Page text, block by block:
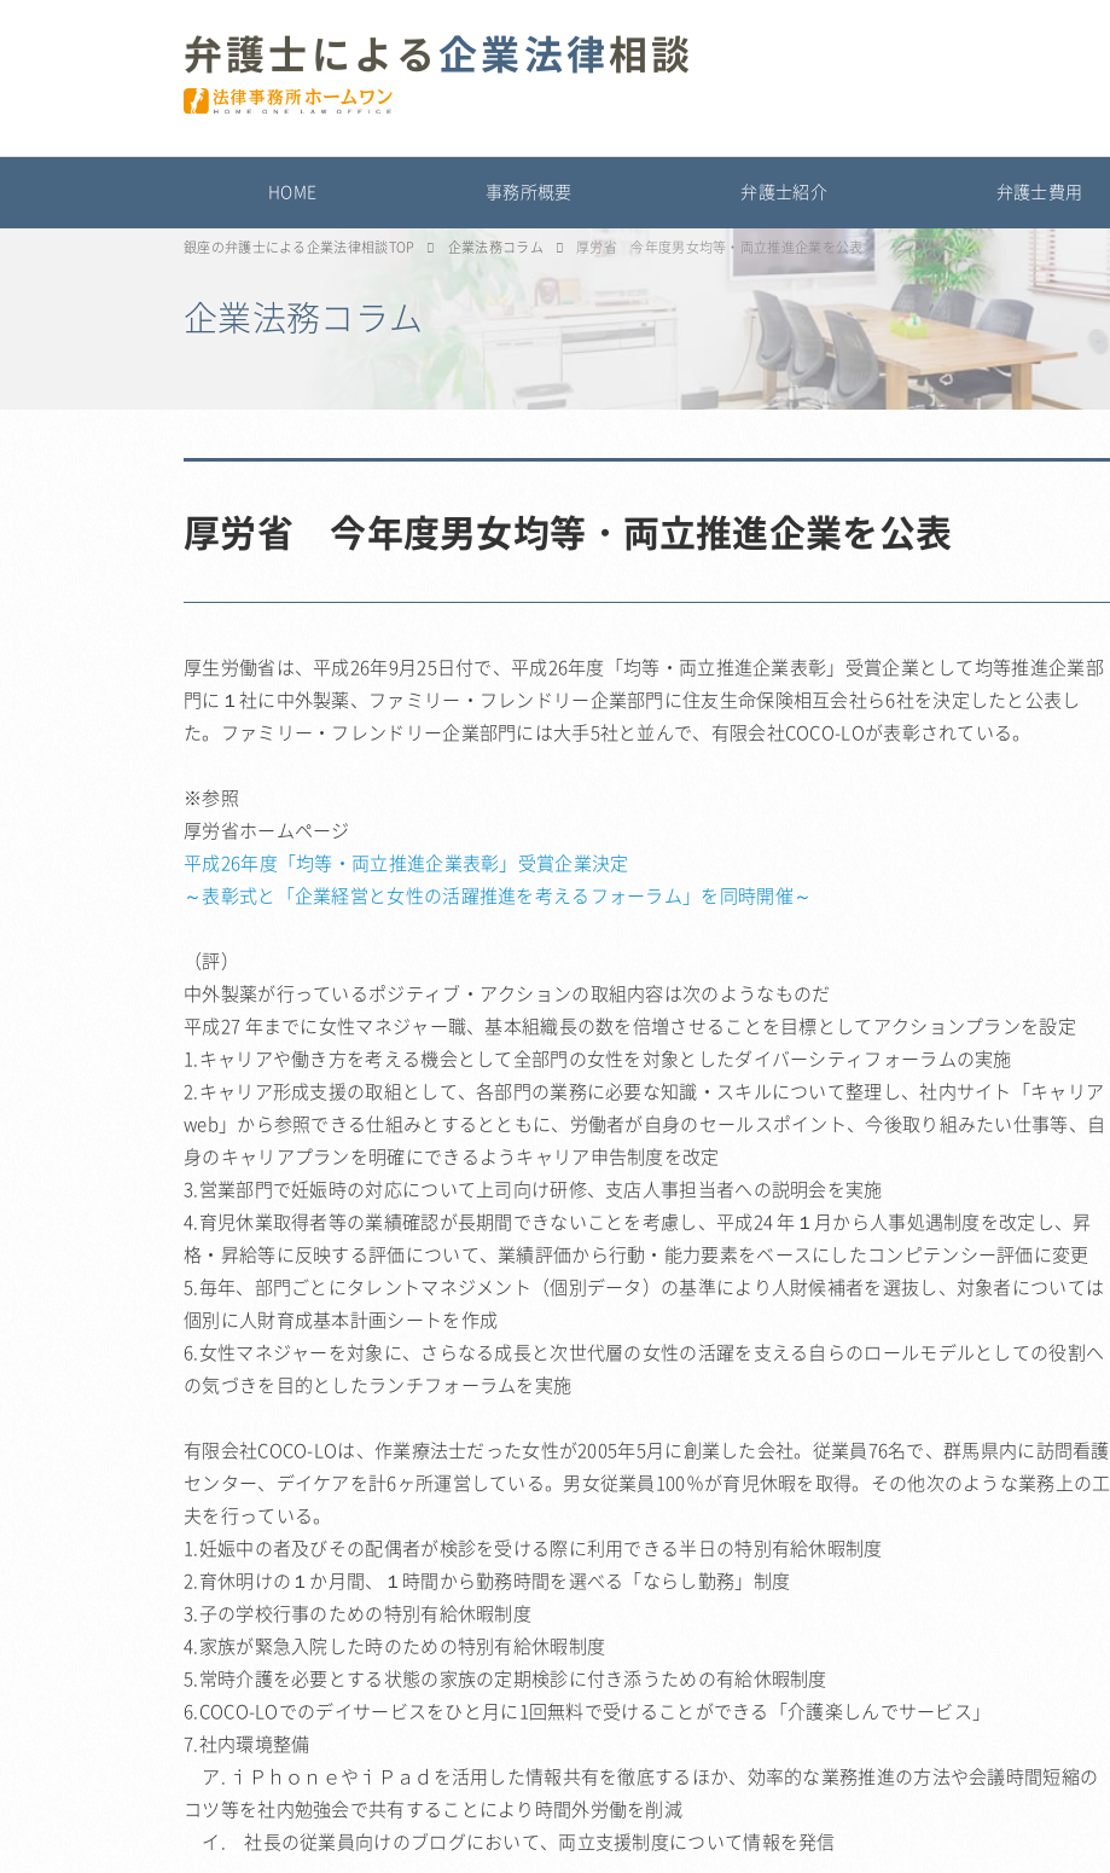
弁護士による企業法律相談
HOME 事務所概要 弁護士紹介 弁護士費用
銀座の弁護士による企業法律相談TOP 企業法務コラム 厚労省 今年度男女均等・両立推進企業を公表
企業法務コラム
厚労省 今年度男女均等・両立推進企業を公表
厚生労働省は、平成26年9月25日付で、平成26年度「均等・両立推進企業表彰」受賞企業として均等推進企業部
門に１社に中外製薬、ファミリー・フレンドリー企業部門に住友生命保険相互会社ら6社を決定したと公表し
た。ファミリー・フレンドリー企業部門には大手5社と並んで、有限会社COCO-LOが表彰されている。
※参照
厚労省ホームページ
平成26年度「均等・両立推進企業表彰」受賞企業決定
～表彰式と「企業経営と女性の活躍推進を考えるフォーラム」を同時開催～
（評）
中外製薬が行っているポジティブ・アクションの取組内容は次のようなものだ
平成27 年までに女性マネジャー職、基本組織長の数を倍増させることを目標としてアクションプランを設定
1.キャリアや働き方を考える機会として全部門の女性を対象としたダイバーシティフォーラムの実施
2.キャリア形成支援の取組として、各部門の業務に必要な知識・スキルについて整理し、社内サイト「キャリア
web」から参照できる仕組みとするとともに、労働者が自身のセールスポイント、今後取り組みたい仕事等、自
身のキャリアプランを明確にできるようキャリア申告制度を改定
3.営業部門で妊娠時の対応について上司向け研修、支店人事担当者への説明会を実施
4.育児休業取得者等の業績確認が長期間できないことを考慮し、平成24 年１月から人事処遇制度を改定し、昇
格・昇給等に反映する評価について、業績評価から行動・能力要素をベースにしたコンピテンシー評価に変更
5.毎年、部門ごとにタレントマネジメント（個別データ）の基準により人財候補者を選抜し、対象者については
個別に人財育成基本計画シートを作成
6.女性マネジャーを対象に、さらなる成長と次世代層の女性の活躍を支える自らのロールモデルとしての役割へ
の気づきを目的としたランチフォーラムを実施
有限会社COCO-LOは、作業療法士だった女性が2005年5月に創業した会社。従業員76名で、群馬県内に訪問看護
センター、デイケアを計6ヶ所運営している。男女従業員100％が育児休暇を取得。その他次のような業務上の工
夫を行っている。
1.妊娠中の者及びその配偶者が検診を受ける際に利用できる半日の特別有給休暇制度
2.育休明けの１か月間、１時間から勤務時間を選べる「ならし勤務」制度
3.子の学校行事のための特別有給休暇制度
4.家族が緊急入院した時のための特別有給休暇制度
5.常時介護を必要とする状態の家族の定期検診に付き添うための有給休暇制度
6.COCO-LOでのデイサービスをひと月に1回無料で受けることができる「介護楽しんでサービス」
7.社内環境整備
ア. ｉＰｈｏｎｅやｉＰａｄを活用した情報共有を徹底するほか、効率的な業務推進の方法や会議時間短縮の
コツ等を社内勉強会で共有することにより時間外労働を削減
イ. 社長の従業員向けのブログにおいて、両立支援制度について情報を発信